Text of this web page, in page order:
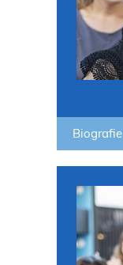
Biografie